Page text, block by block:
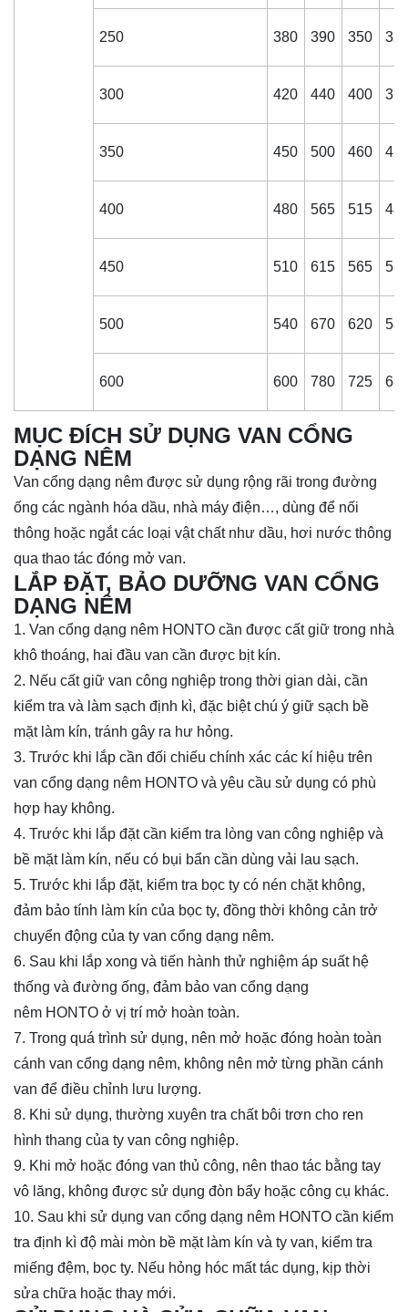
250 380 390 350
300 420 440 400
350 450 500 460
400 480 565 515
450 510 615 565
500 540 670 620
600 600 780 725
MỤC ĐÍCH SỬ DỤNG VAN CỔNG
DẠNG NÊM
Van cổng dạng nêm được sử dụng rộng rãi trong đường
ống các ngành hóa dầu, nhà máy điện…, dùng để nối
thông hoặc ngắt các loại vật chất như dầu, hơi nước thông
qua thao tác đóng mở van.
LẮP ĐẶT, BẢO DƯỠNG VAN CỔNG
DẠNG NÊM
1. Van cổng dạng nêm HONTO cần được cất giữ trong nhà
khô thoáng, hai đầu van cần được bịt kín.
2. Nếu cất giữ van công nghiệp trong thời gian dài, cần
kiểm tra và làm sạch định kì, đặc biệt chú ý giữ sạch bề
mặt làm kín, tránh gây ra hư hỏng.
3. Trước khi lắp cần đối chiếu chính xác các kí hiệu trên
van cổng dạng nêm HONTO và yêu cầu sử dụng có phù
hợp hay không.
4. Trước khi lắp đặt cần kiểm tra lòng van công nghiệp và
bề mặt làm kín, nếu có bụi bẩn cần dùng vải lau sạch.
5. Trước khi lắp đặt, kiểm tra bọc ty có nén chặt không,
đảm bảo tính làm kín của bọc ty, đồng thời không cản trở
chuyển động của ty van cổng dạng nêm.
6. Sau khi lắp xong và tiến hành thử nghiệm áp suất hệ
thống và đường ống, đảm bảo van cổng dạng
nêm HONTO ở vị trí mở hoàn toàn.
7. Trong quá trình sử dụng, nên mở hoặc đóng hoàn toàn
cánh van cổng dạng nêm, không nên mở từng phần cánh
van để điều chỉnh lưu lượng.
8. Khi sử dụng, thường xuyên tra chất bôi trơn cho ren
hình thang của ty van công nghiệp.
9. Khi mở hoặc đóng van thủ công, nên thao tác bằng tay
vô lăng, không được sử dụng đòn bẩy hoặc công cụ khác.
10. Sau khi sử dụng van cổng dạng nêm HONTO cần kiểm
tra định kì độ mài mòn bề mặt làm kín và ty van, kiểm tra
miếng đệm, bọc ty. Nếu hỏng hóc mất tác dụng, kịp thời
sửa chữa hoặc thay mới.